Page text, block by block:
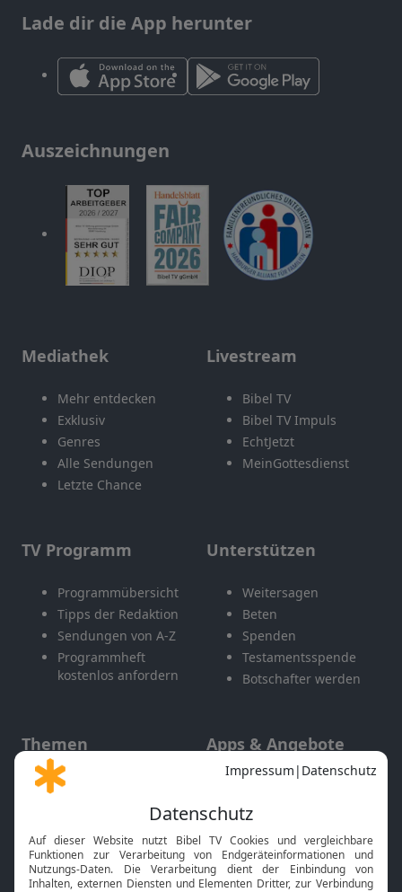
Lade dir die App herunter
Auszeichnungen
Mediathek
Mehr entdecken
Exklusiv
Genres
Alle Sendungen
Letzte Chance
Livestream
Bibel TV
Bibel TV Impuls
EchtJetzt
MeinGottesdienst
TV Programm
Programmübersicht
Tipps der Redaktion
Sendungen von A-Z
Programmheft
kostenlos anfordern
Unterstützen
Weitersagen
Beten
Spenden
Testamentsspende
Botschafter werden
Themen
Gott und Bibel erklärt
Neuigkeiten
Apps & Angebote
Mobile App
Smart TV
HbbTV